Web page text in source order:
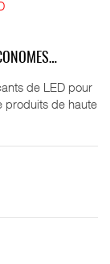
de LED pour
produits de haute